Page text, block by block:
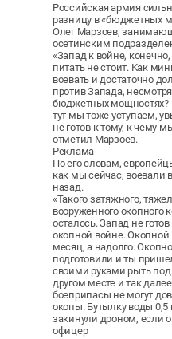
Российская армия
разницу в «бюджетных
Олег Марзоев,
осетинским
«Запад к войне,
питать не стоит. Как
воевать и достаточно
против Запада,
бюджетных мощностях?
тут мы тоже уступаем,
не готов к тому, к чему
отметил Марзоев.
Реклама
По его словам,
как мы сейчас, воевали
назад.
«Такого затяжного,
вооруженного окопного
осталось. Запад не
окопной войне. Окопной
месяц, а надолго.
подготовили и ты
своими руками рыть
другом месте и так
боеприпасы не могут
окопы. Бутылку воды 0,5
закинули дроном, если
офицер